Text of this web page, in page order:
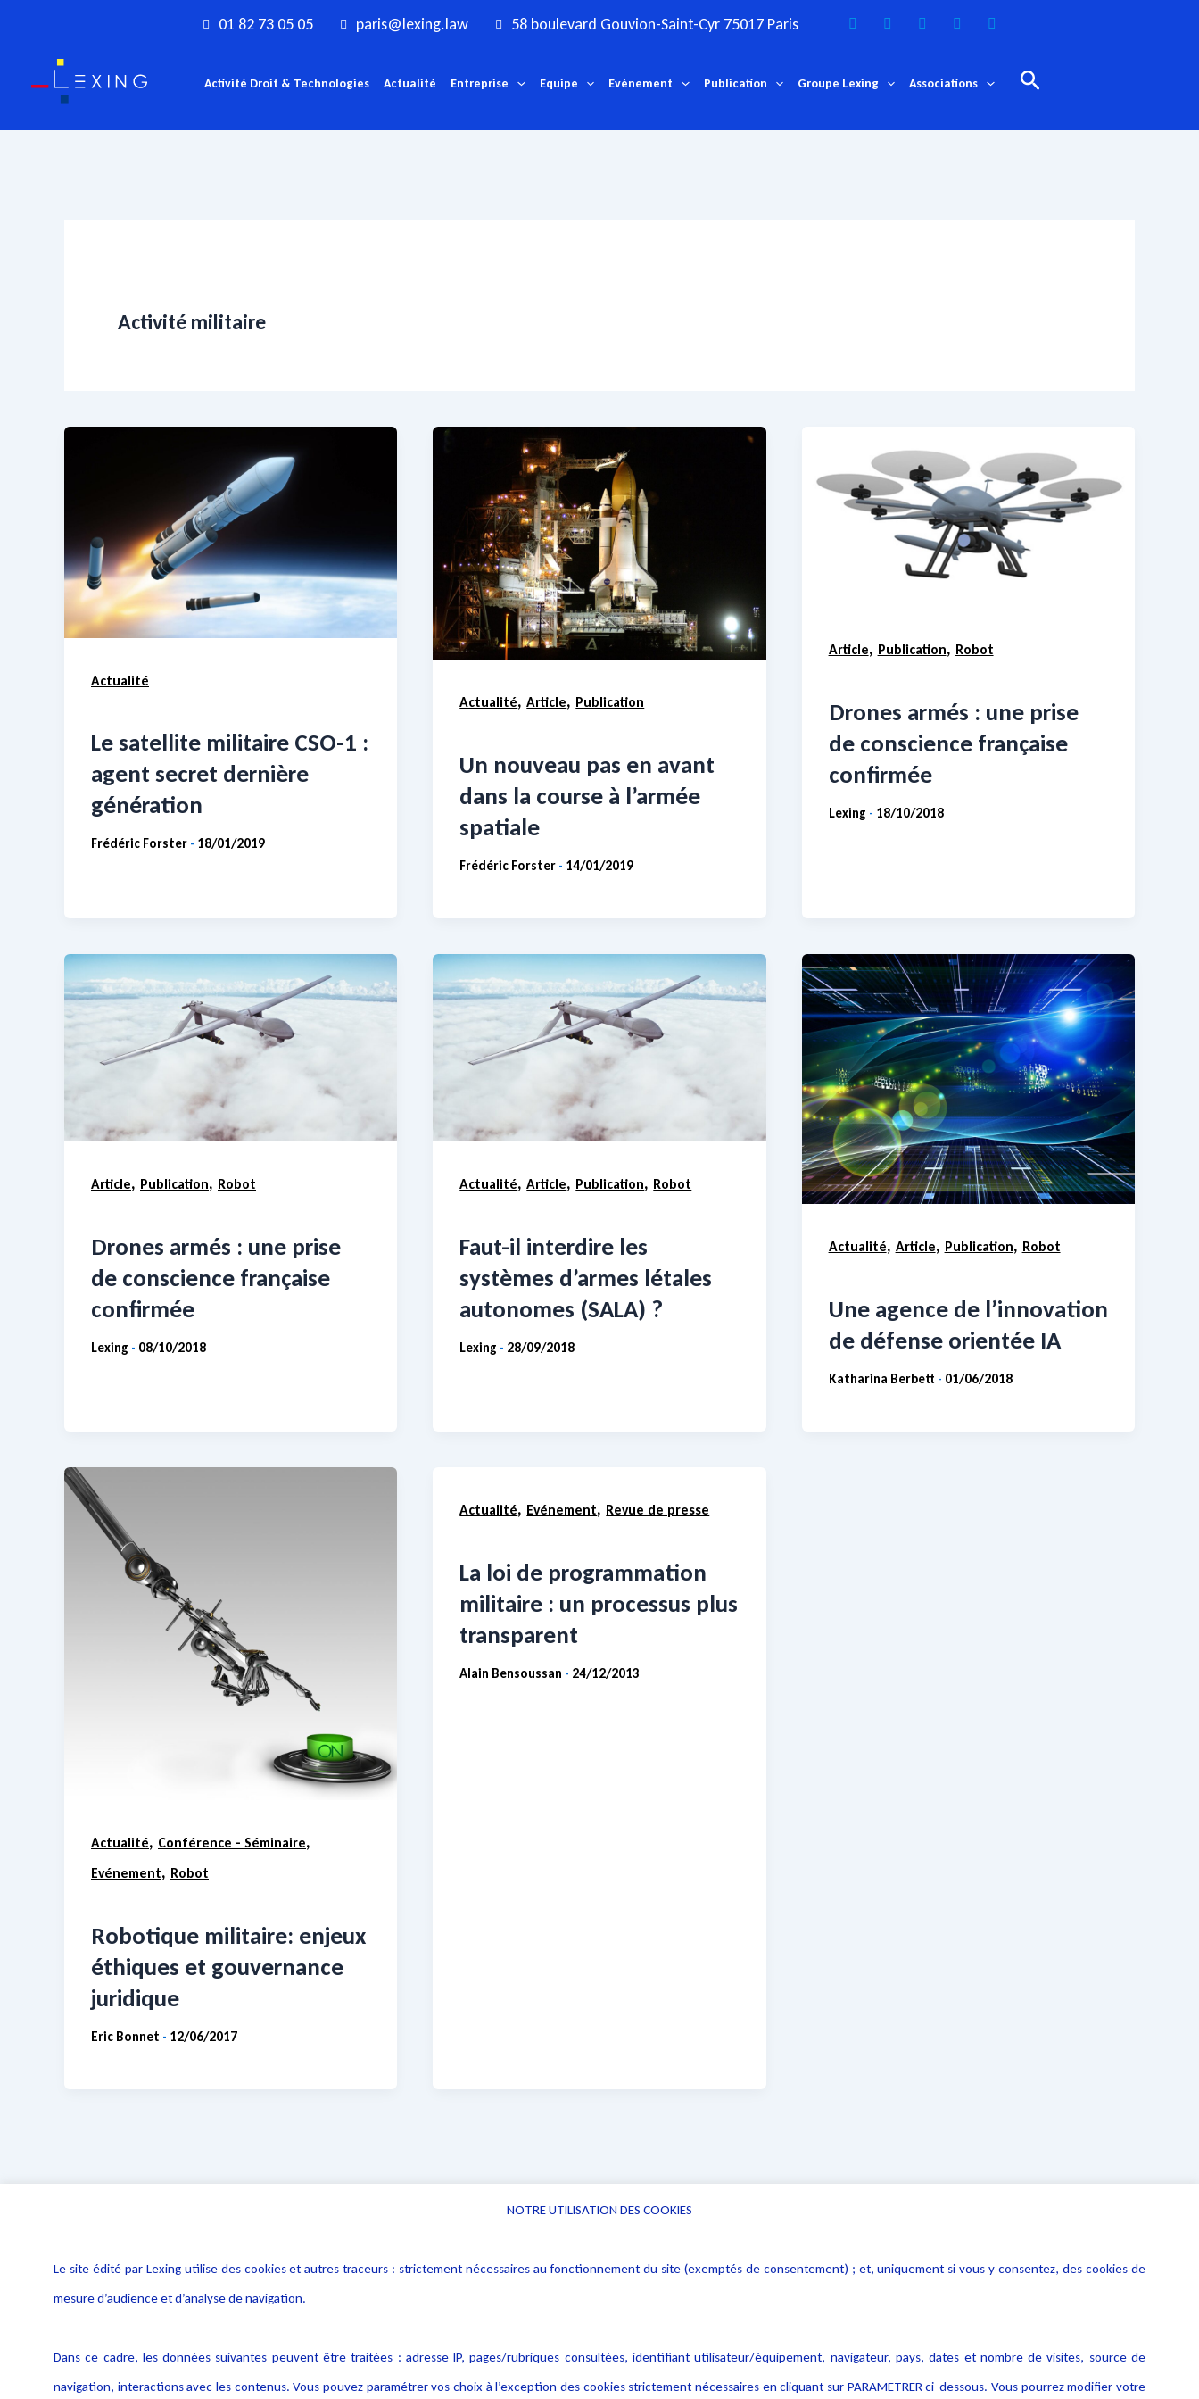
contenu
01 82 73 05 05 paris@lexing.law 58 boulevard Gouvion-Saint-Cyr 75017 Paris
Activité Droit & Technologies Actualité Entreprise Equipe Evènement Publication Groupe Lexing Associations Rechercher
Activité militaire
Actualité
Le satellite militaire CSO-1 :
agent secret dernière
génération
Frédéric Forster - 18/01/2019
Actualité,Article, Publication
Un nouveau pas en avant
dans la course à l’armée
spatiale
Frédéric Forster - 14/01/2019
Article, Publication, Robot
Drones armés : une prise
de conscience française
confirmée
Lexing - 18/10/2018
Article, Publication, Robot
Drones armés : une prise
de conscience française
confirmée
Lexing - 08/10/2018
Actualité,Article, Publication, Robot
Faut-il interdire les
systèmes d’armes létales
autonomes (SALA) ?
Lexing - 28/09/2018
Actualité, Article, Publication, Robot
Une agence de l’innovation
de défense orientée IA
Katharina Berbett - 01/06/2018
Actualité, Conférence - Séminaire,
Evénement, Robot
Robotique militaire: enjeux
éthiques et gouvernance
juridique
Eric Bonnet - 12/06/2017
Actualité, Evénement, Revue de presse
La loi de programmation
militaire : un processus plus
transparent
Alain Bensoussan - 24/12/2013
Politique de protection des
données
NOTRE UTILISATION DES COOKIES
Le site édité par Lexing utilise des cookies et autres traceurs : strictement nécessaires au fonctionnement du site (exemptés de consentement) ; et, uniquement si vous y consentez, des cookies de
mesure d’audience et d’analyse de navigation.
Dans ce cadre, les données suivantes peuvent être traitées : adresse IP, pages/rubriques consultées, identifiant utilisateur/équipement, navigateur, pays, dates et nombre de visites, source de
navigation, interactions avec les contenus. Vous pouvez paramétrer vos choix à l’exception des cookies strictement nécessaires en cliquant sur PARAMETRER ci-dessous. Vous pourrez modifier votre